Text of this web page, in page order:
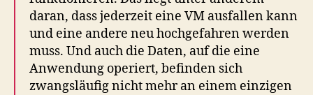
daran, dass jederzeit eine VM ausfallen kann
und eine andere neu hochgefahren werden
muss. Und auch die Daten, auf die eine
Anwendung operiert, befinden sich
zwangsläufig nicht mehr an einem einzigen